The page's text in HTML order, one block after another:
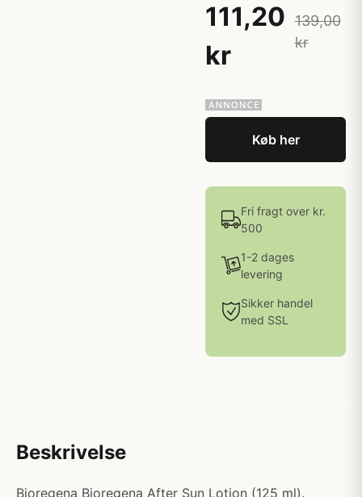
111,20
kr
139,00
kr
Køb her
Fri fragt over kr.
500
1-2 dages
levering
Sikker handel
med SSL
Beskrivelse
Bioregena Bioregena After Sun Lotion (125 ml).